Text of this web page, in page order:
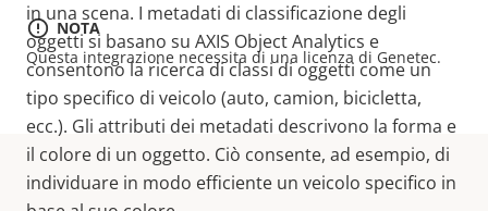
in una scena. I metadati di classificazione degli
oggetti si basano su AXIS Object Analytics e
consentono la ricerca di classi di oggetti come un
tipo specifico di veicolo (auto, camion, bicicletta,
ecc.). Gli attributi dei metadati descrivono la forma e
il colore di un oggetto. Ciò consente, ad esempio, di
individuare in modo efficiente un veicolo specifico in
NOTA
Questa integrazione necessita di una licenza di Genetec.